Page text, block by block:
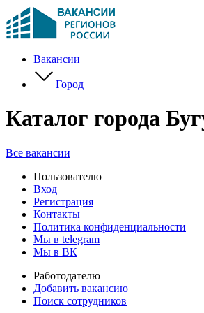
Вакансии
Город
Каталог города
Все вакансии
Пользователю
Вход
Регистрация
Контакты
Политика конфиденциальности
Мы в telegram
Мы в ВК
Работодателю
Добавить вакансию
Поиск сотрудников